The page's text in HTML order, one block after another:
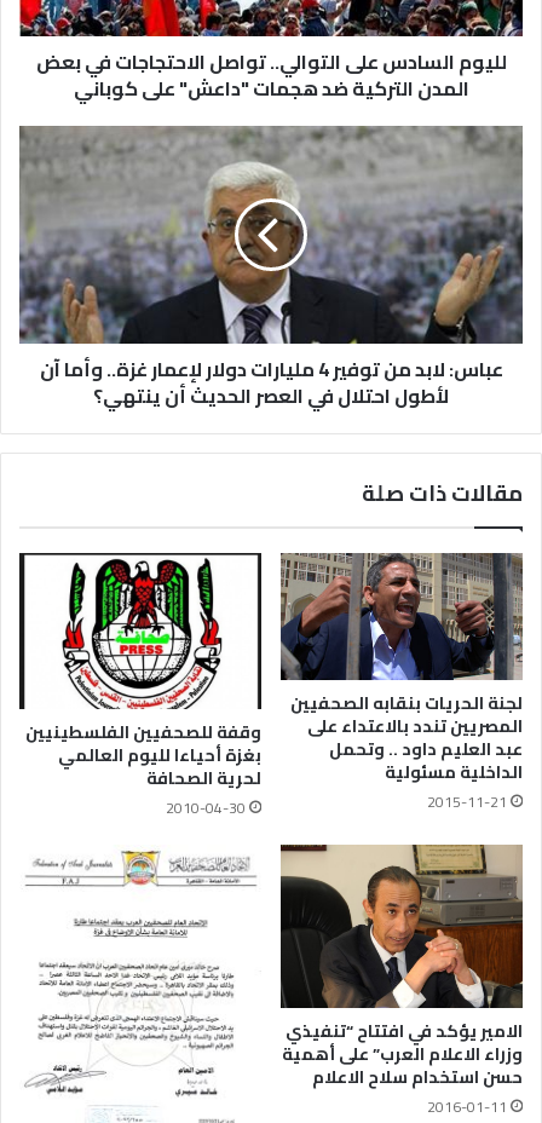
لليوم السادس على التوالي.. تواصل الاحتجاجات في بعض
المدن التركية ضد هجمات "داعش" على كوباني
عباس: لابد من توفير 4 مليارات دولار لإعمار غزة.. وأما آن
لأطول احتلال في العصر الحديث أن ينتهي؟
مقالات ذات صلة
لجنة الحريات بنقابه الصحفيين
المصريين تندد بالاعتداء على
عبد العليم داود .. وتحمل
الداخلية مسئولية
2015-11-21
وقفة للصحفيين الفلسطينيين
بغزة أحياءا لليوم العالمي
لحرية الصحافة
2010-04-30
الامير يؤكد في افتتاح “تنفيذي
وزراء الاعلام العرب” على أهمية
حسن استخدام سلاح الاعلام
2016-01-11